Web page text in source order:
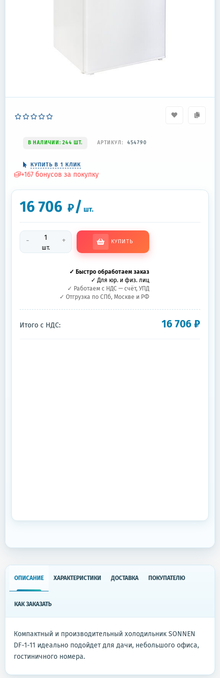
В НАЛИЧИИ: 244 ШТ. АРТИКУЛ: 454790
КУПИТЬ В 1 КЛИК
+167 бонусов за покупку
16 706 ₽/ шт.
-
шт.
+ КУПИТЬ
✓ Быстро обработаем заказ
✓ Для юр. и физ. лиц
✓ Работаем с НДС — счёт, УПД
✓ Отгрузка по СПб, Москве и РФ
Итого с НДС: 16 706₽
ОПИСАНИЕ ХАРАКТЕРИСТИКИ ДОСТАВКА ПОКУПАТЕЛЮ
КАК ЗАКАЗАТЬ
Компактный и производительный холодильник SONNEN
DF-1-11 идеально подойдет для дачи, небольшого офиса,
гостиничного номера.